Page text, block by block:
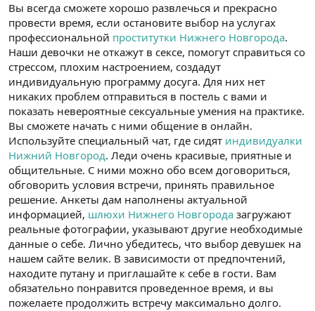
Вы всегда сможете хорошо развлечься и прекрасно
провести время, если остановите выбор на услугах
профессиональной проститутки Нижнего Новгорода.
Наши девочки не откажут в сексе, помогут справиться со
стрессом, плохим настроением, создадут
индивидуальную программу досуга. Для них нет
никаких проблем отправиться в постель с вами и
показать невероятные сексуальные умения на практике.
Вы сможете начать с ними общение в онлайн.
Используйте специальный чат, где сидят индивидуалки
Нижний Новгород. Леди очень красивые, приятные и
общительные. С ними можно обо всем договориться,
обговорить условия встречи, принять правильное
решение. Анкеты дам наполнены актуальной
информацией, шлюхи Нижнего Новгорода загружают
реальные фотографии, указывают другие необходимые
данные о себе. Лично убедитесь, что выбор девушек на
нашем сайте велик. В зависимости от предпочтений,
находите путану и приглашайте к себе в гости. Вам
обязательно понравится проведенное время, и вы
пожелаете продолжить встречу максимально долго.